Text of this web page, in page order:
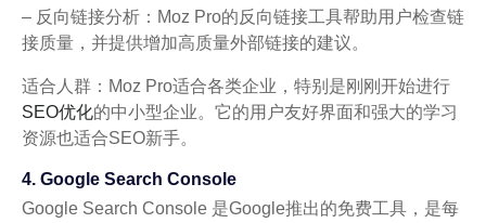
– 反向链接分析：Moz Pro的反向链接工具帮助用户检查链
接质量，并提供增加高质量外部链接的建议。
适合人群：Moz Pro适合各类企业，特别是刚刚开始进行
SEO优化的中小型企业。它的用户友好界面和强大的学习
资源也适合SEO新手。
4. Google Search Console
Google Search Console 是Google推出的免费工具，是每